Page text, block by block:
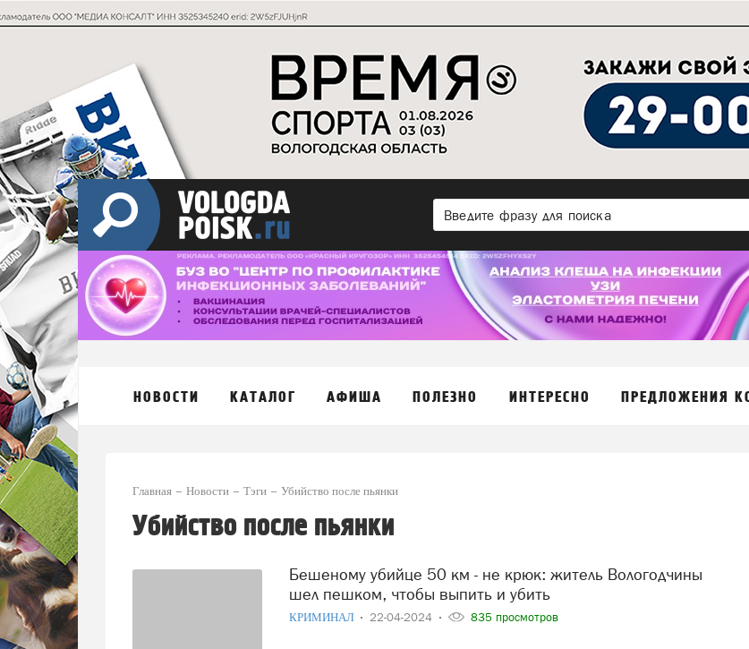
НОВОСТИ КАТАЛОГ АФИША ПОЛЕЗНО ИНТЕРЕСНО ПРЕДЛОЖЕНИЯ
Главная Новости Тэги Убийство после пьянки
Убийство после пьянки
Бешеному убийце 50 км - не крюк: житель Вологодчины
шел пешком, чтобы выпить и убить
КРИМИНАЛ 22-04-2024 835 просмотров